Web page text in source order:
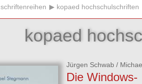
schriftenreihen kopaed hochschulschriften
kopaed
Jürgen Schwab /
Die Windows-